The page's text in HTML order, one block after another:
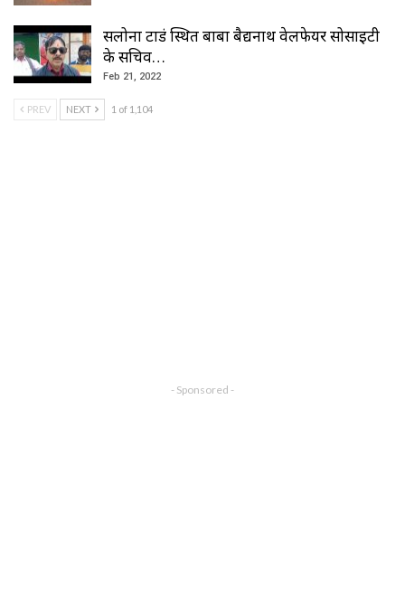
सलोना टाडं स्थित बाबा बैद्यनाथ वेलफेयर सोसाइटी
के सचिव…
Feb 21, 2022
PREV NEXT 1 of 1,104
- Sponsored -